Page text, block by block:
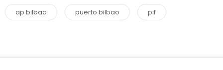
ap bilbao puerto bilbao pif